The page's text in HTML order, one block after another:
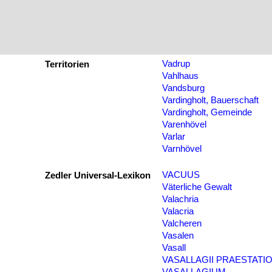
Territorien
Vadrup
Vahlhaus
Vandsburg
Vardingholt, Bauerschaft
Vardingholt, Gemeinde
Varenhövel
Varlar
Varnhövel
Zedler Universal-Lexikon
VACUUS
Väterliche Gewalt
Valachria
Valacria
Valcheren
Vasalen
Vasall
VASALLAGII PRAESTATIO